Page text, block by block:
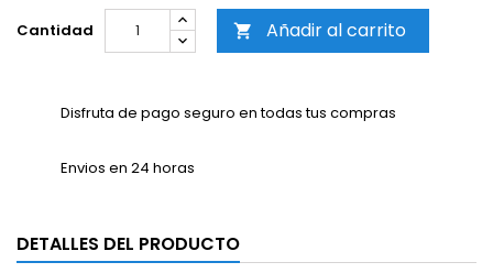
Cantidad  Añadir al carrito
Disfruta de pago seguro en todas tus compras
Envios en 24 horas
DETALLES DEL PRODUCTO